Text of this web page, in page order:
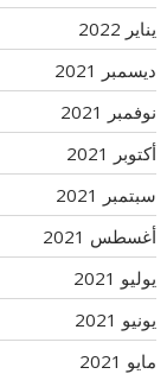
يناير 2022
ديسمبر 2021
نوفمبر 2021
أكتوبر 2021
سبتمبر 2021
أغسطس 2021
يوليو 2021
يونيو 2021
مايو 2021